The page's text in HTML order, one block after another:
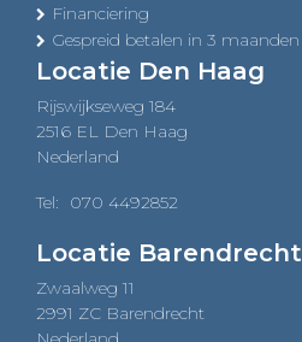
Financiering
Gespreid betalen in 3 maanden
Locatie Den Haag
Rijswijkseweg 184
2516 EL Den Haag
Nederland
Tel: 070 4492852
Locatie Barendrecht
Zwaalweg 11
2991 ZC Barendrecht